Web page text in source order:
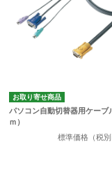
お取り寄せ商品
パソコン自動切替器用ケーブ
ｍ）
標準価格（税別